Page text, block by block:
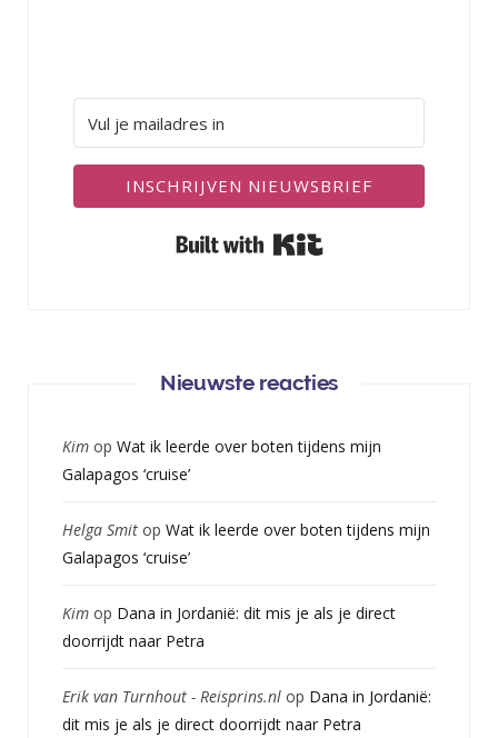
INSCHRIJVEN NIEUWSBRIEF
Nieuwste reacties
Kim op Wat ik leerde over boten tijdens mijn
Galapagos ‘cruise’
Helga Smit op Wat ik leerde over boten tijdens mijn
Galapagos ‘cruise’
Kim op Dana in Jordanië: dit mis je als je direct
doorrijdt naar Petra
Erik van Turnhout - Reisprins.nl op Dana in Jordanië:
dit mis je als je direct doorrijdt naar Petra